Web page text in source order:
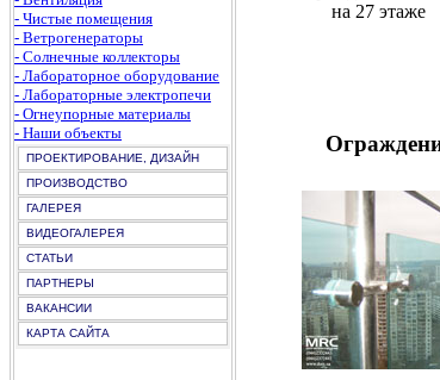
- Чистые помещения
- Ветрогенераторы
- Солнечные коллекторы
- Лабораторное оборудование
- Лабораторные электропечи
- Огнеупорные материалы
- Наши объекты
ПРОЕКТИРОВАНИЕ, ДИЗАЙН
ПРОИЗВОДСТВО
ГАЛЕРЕЯ
ВИДЕОГАЛЕРЕЯ
СТАТЬИ
ПАРТНЕРЫ
ВАКАНСИИ
КАРТА САЙТА
на 27 этаже